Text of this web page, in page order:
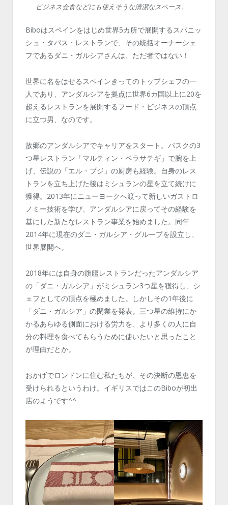
ビジネス会食などにも使えそうな清潔なスペース。
Biboはスペインをはじめ世界5カ所で展開するスパニッ
シュ・タパス・レストランで、その統括オーナーシェ
フであるダニ・ガルシアさんは、ただ者ではない！
世界に名をはせるスペインきってのトップシェフの一
人であり、アンダルシアを拠点に世界6カ国以上に20を
超えるレストランを展開するフード・ビジネスの頂点
に立つ男、なのです。
故郷のアンダルシアでキャリアをスタート。バスクの3
つ星レストラン「マルティン・ベラサテギ」で腕を上
げ、伝説の「エル・ブジ」の厨房も経験。自身のレス
トランを立ち上げた後はミシュランの星を立て続けに
獲得。2013年にニューヨークへ渡って新しいガストロ
ノミー技術を学び、アンダルシアに戻ってその経験を
基にした新たなレストラン事業を始めました。同年
2014年に現在のダニ・ガルシア・グループを設立し、
世界展開へ。
2018年には自身の旗艦レストランだったアンダルシア
の「ダニ・ガルシア」がミシュラン3つ星を獲得し、シ
ェフとしての頂点を極めました。しかしその1年後に
「ダニ・ガルシア」の閉業を発表。三つ星の維持にか
かるあらゆる側面における労力を、より多くの人に自
分の料理を食べてもらうために使いたいと思ったこと
が理由だとか。
おかげでロンドンに住む私たちが、その決断の恩恵を
受けられるというわけ。イギリスではこのBiboが初出
店のようです^^